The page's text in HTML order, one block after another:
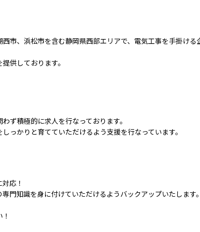
市、浜松市を含む静岡県西部エリアで、電気工事を手掛ける
供しております。
ず積極的に求人を行なっております。
っかりと育てていただけるよう支援を行なっています。
応！
門知識を身に付けていただけるようバックアップいたします。